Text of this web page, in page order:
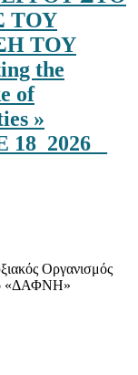
ΤΟΥ
ΤΟΥ
the
of
»
_
Οργανισμός
«ΔΑΦΝΗ»